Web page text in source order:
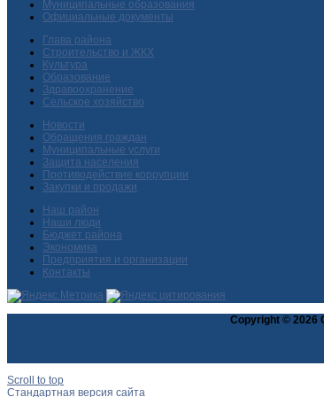
Муниципальные образования
Официальные документы
Глава района
Строительство и ЖКХ
Культура
Образование
Здравоохранение
Сельское хозяйство
Новости
Обращения граждан
Муниципальные услуги
Защита населения
Противодействие коррупции
Закупки и продажи
Наш район
Наши люди
Бюджет района
Экономика
Предприятия и организации
Контакты
Copyright © 2026
Scroll to top
Стандартная версия сайта